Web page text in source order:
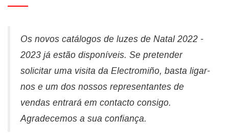
Os novos catálogos de luzes de Natal 2022 -
2023 já estão disponíveis. Se pretender
solicitar uma visita da Electromiño, basta ligar-
nos e um dos nossos representantes de
vendas entrará em contacto consigo.
Agradecemos a sua confiança.